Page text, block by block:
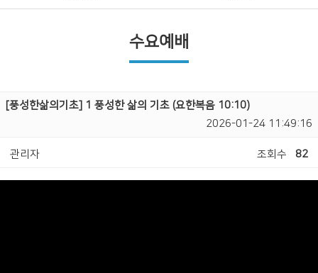
수요예배
[풍성한삶의기초] 1 풍성한 삶의 기초 (요한복음 10:10)
2026-01-24 11:49:16
관리자 조회수 82